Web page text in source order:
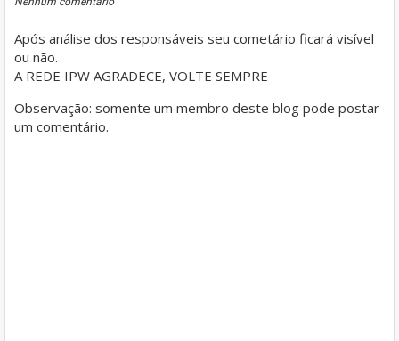
Após análise dos responsáveis seu cometário ficará visível
ou não.
A REDE IPW AGRADECE, VOLTE SEMPRE
Observação: somente um membro deste blog pode postar
um comentário.